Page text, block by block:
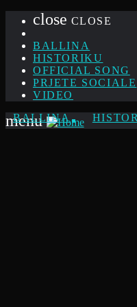
close CLOSE
BALLINA
HISTORIKU
OFFICIAL SONG
PRJETE SOCIALE
VIDEO
BALLINA
menu